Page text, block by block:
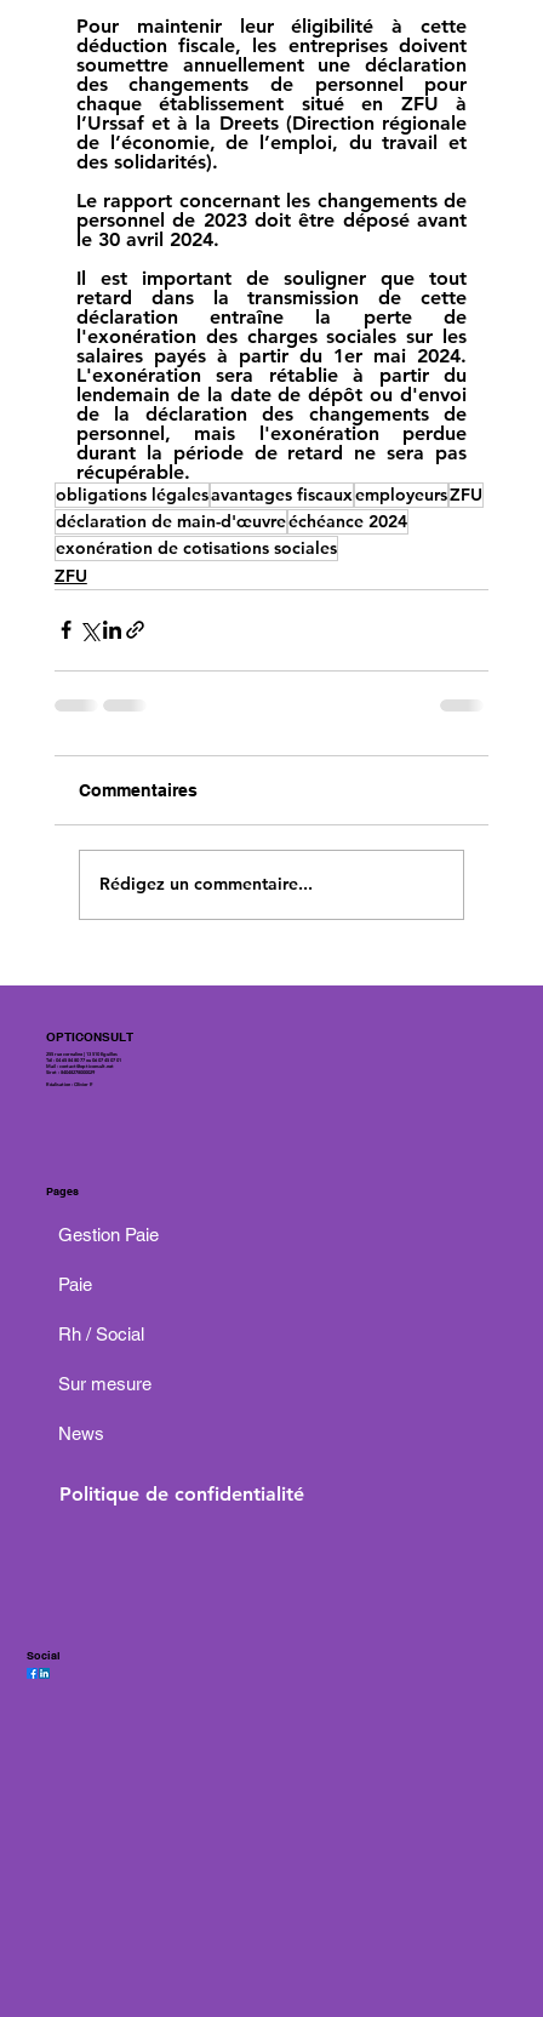
Pour maintenir leur éligibilité à cette
déduction fiscale, les entreprises doivent
soumettre annuellement une déclaration
des changements de personnel pour
chaque établissement situé en ZFU à
l’Urssaf et à la Dreets (Direction régionale
de l’économie, de l’emploi, du travail et
des solidarités).
Le rapport concernant les changements de
personnel de 2023 doit être déposé avant
le 30 avril 2024.
Il est important de souligner que tout
retard dans la transmission de cette
déclaration entraîne la perte de
l'exonération des charges sociales sur les
salaires payés à partir du 1er mai 2024.
L'exonération sera rétablie à partir du
lendemain de la date de dépôt ou d'envoi
de la déclaration des changements de
personnel, mais l'exonération perdue
durant la période de retard ne sera pas
récupérable.
obligations légalesavantages fiscauxemployeursZFU
déclaration de main-d'œuvreéchéance 2024
exonération de cotisations sociales
ZFU
Commentaires
Rédigez un commentaire...
OPTICONSULT
255 rue cornaline | 13 510 Eguilles
Tél : 04 65 84 80 77 ou 06 07 45 07 01
Mail : contact@opticonsult.net
Siret : 84048278000029
Réalisation : Olivier P.
Pages
Gestion Paie
Paie
Rh / Social
Sur mesure
News
Politique de confidentialité
Social